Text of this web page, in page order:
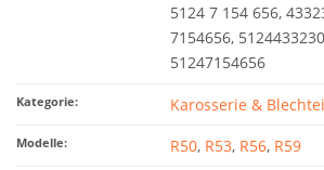
5124 7 154 656,
7154656,
51247154656
Kategorie: Karosserie &
Modelle: R50, R53, R56, R59